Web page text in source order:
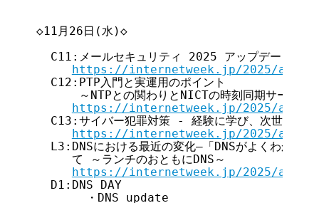
◇11月26日(水)◇
  C11:メールセキュリティ 2025 アップデート
https://internetweek.jp/2025/
  C12:PTP入門と実運用のポイント
～NTPとの関わりとNICTの時刻同期サービス
https://internetweek.jp/2025/
C13:サイバー犯罪対策 - 経験に学び、次世代の
https://internetweek.jp/2025/
L3:DNSにおける最近の変化―「DNSがよくわかる教
     て ～ランチのおともにDNS～
https://internetweek.jp/2025/
  D1:DNS DAY
       ・DNS update